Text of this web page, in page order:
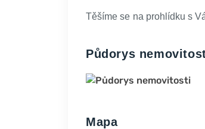
Těšíme se na prohlídku s
Půdorys
Mapa